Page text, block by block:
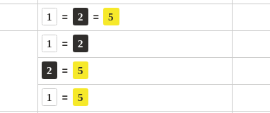
1 = 2 = 5
1 = 2
2 = 5
1 = 5